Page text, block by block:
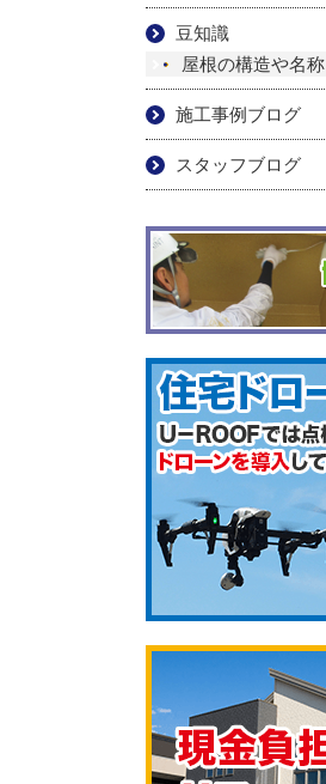
豆知識
屋根の構造や名称
施工事例ブログ
スタッフブログ